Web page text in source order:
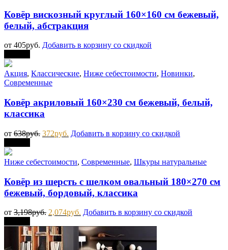
Ковёр вискозный круглый 160×160 см бежевый,
белый, абстракция
от 405руб. Добавить в корзину со скидкой
Акция, Классические, Ниже себестоимости, Новинки,
Современные
Ковёр акриловый 160×230 см бежевый, белый,
классика
от 638руб. 372руб. Добавить в корзину со скидкой
Ниже себестоимости, Современные, Шкуры натуральные
Ковёр из шерсть с шелком овальный 180×270 см
бежевый, бордовый, классика
от 3,198руб. 2,074руб. Добавить в корзину со скидкой